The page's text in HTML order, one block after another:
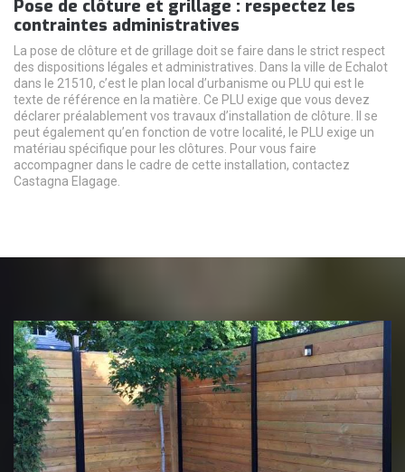
Pose de clôture et grillage : respectez les
contraintes administratives
La pose de clôture et de grillage doit se faire dans le strict respect
des dispositions légales et administratives. Dans la ville de Echalot
dans le 21510, c’est le plan local d’urbanisme ou PLU qui est le
texte de référence en la matière. Ce PLU exige que vous devez
déclarer préalablement vos travaux d’installation de clôture. Il se
peut également qu’en fonction de votre localité, le PLU exige un
matériau spécifique pour les clôtures. Pour vous faire
accompagner dans le cadre de cette installation, contactez
Castagna Elagage.